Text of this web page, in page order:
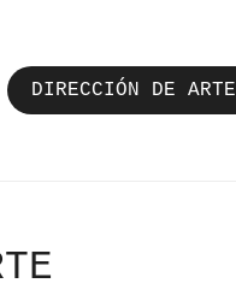
DIRECCIÓN DE ARTE